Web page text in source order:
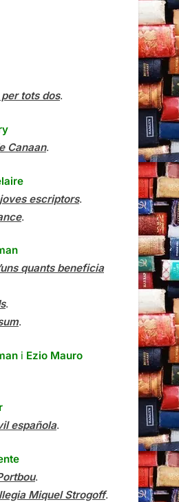
tots dos.
Canaan.
escriptors.
.
quants beneficia
.
.
i Ezio Mauro
española.
.
Miquel Strogoff.